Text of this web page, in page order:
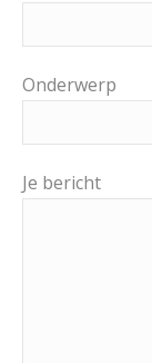
Onderwerp
Je bericht